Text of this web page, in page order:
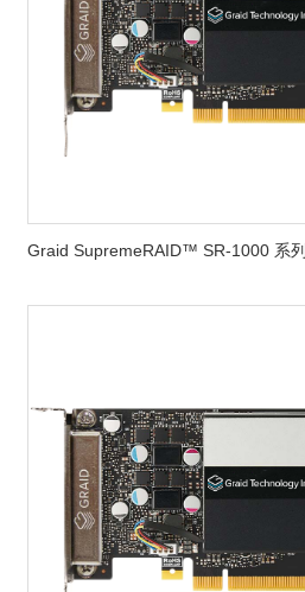
Graid SupremeRAID™ SR-1000 系列